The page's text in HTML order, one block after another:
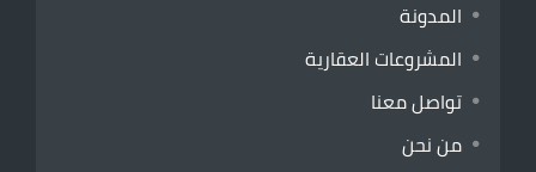
المدونة
المشروعات العقارية
تواصل معنا
من نحن